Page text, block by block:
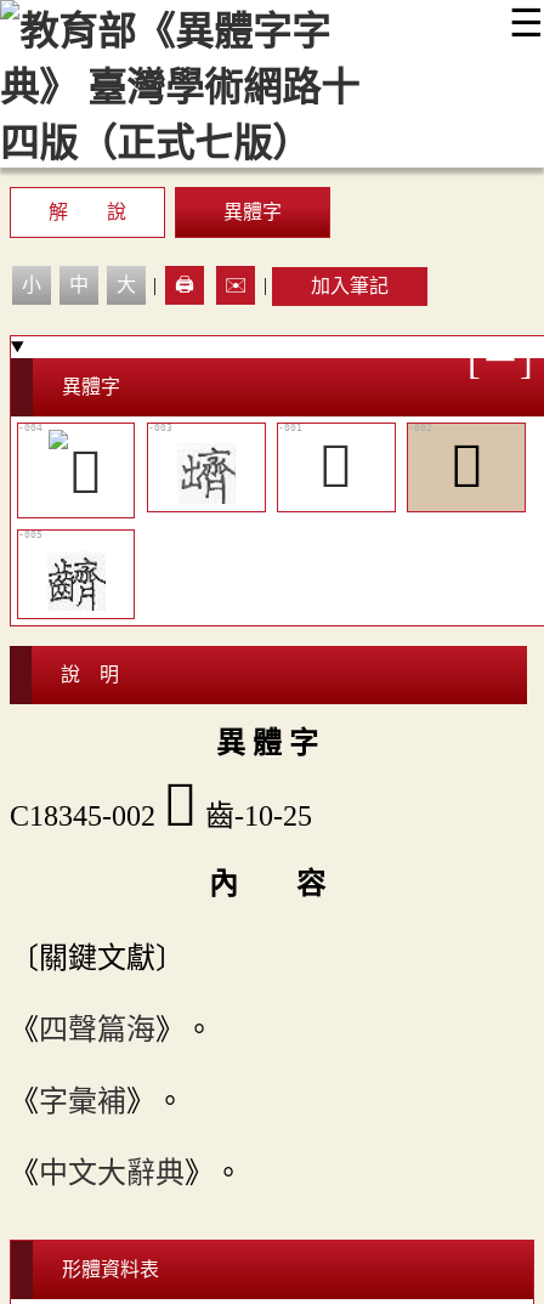
☰
::: 最新消息 常見問題 編輯說明
顯示模式
網站導覽
解 說 異體字
小 中 大 | 🖨️ ✉️ | 加入筆記
異體字
𪗊 𪙘
說 明
異 體 字
C18345-002 𪙘 齒-10-25
內 容
〔關鍵文獻〕
《 四聲篇海》。
《字彙補》。
《中文大辭典》。
形體資料表